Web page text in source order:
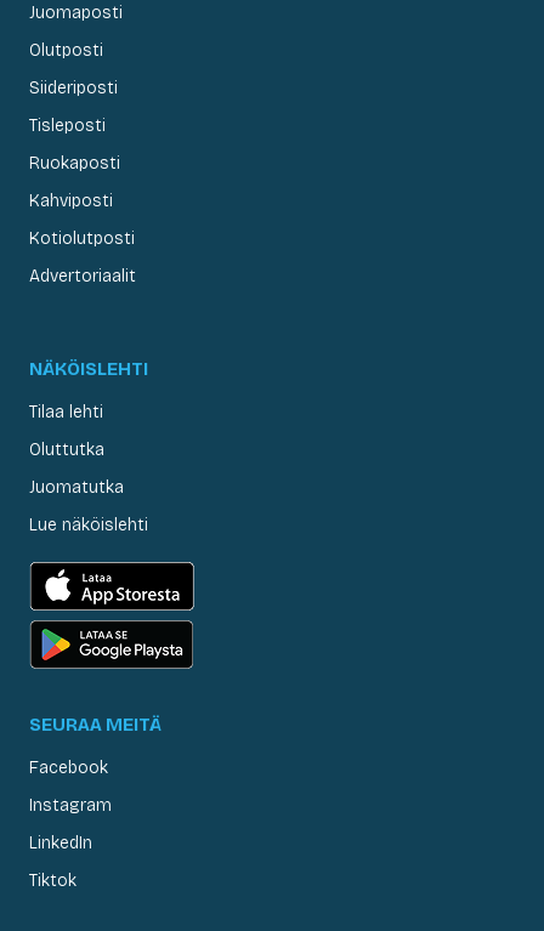
Juomaposti
Olutposti
Siideriposti
Tisleposti
Ruokaposti
Kahviposti
Kotiolutposti
Advertoriaalit
NÄKÖISLEHTI
Tilaa lehti
Oluttutka
Juomatutka
Lue näköislehti
SEURAA MEITÄ
Facebook
Instagram
LinkedIn
Tiktok